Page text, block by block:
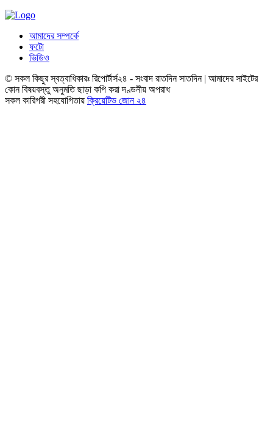
আমাদের সম্পর্কে
ফটো
ভিডিও
© সকল কিছুর স্বত্বাধিকারঃ রিপোর্টার্স২৪ - সংবাদ রাতদিন সাতদিন | আমাদের সাইটের
কোন বিষয়বস্তু অনুমতি ছাড়া কপি করা দণ্ডনীয় অপরাধ
সকল কারিগরী সহযোগিতায় ক্রিয়েটিভ জোন ২৪